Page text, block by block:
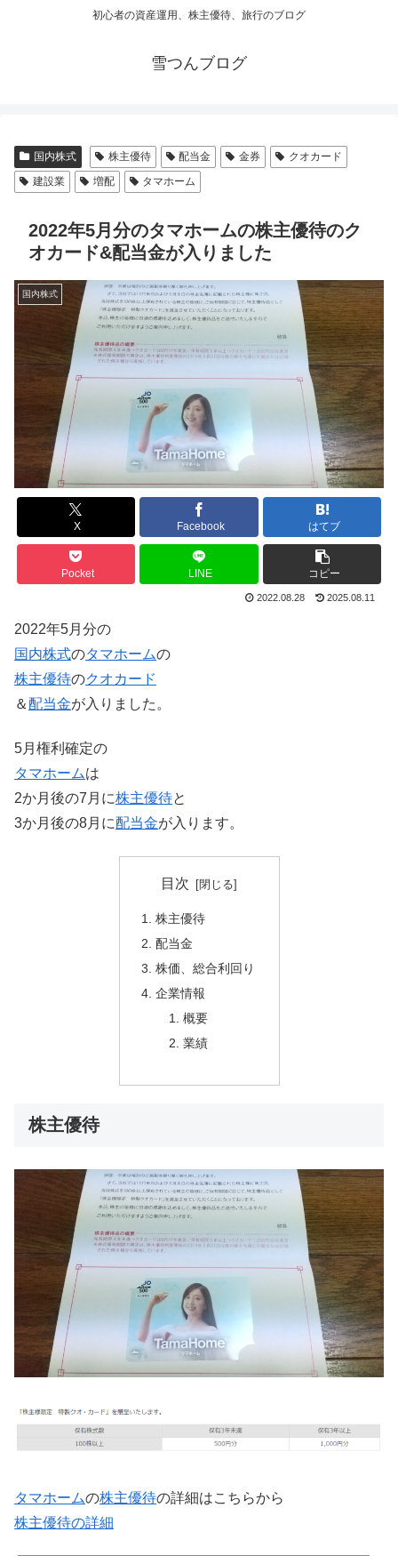
初心者の資産運用、株主優待、旅行のブログ
雪つんブログ
国内株式 株主優待 配当金 金券
クオカード
建設業
増配 タマホーム
2022年5月分のタマホームの株主優待のク
オカード&配当金が入りました
国内株式
X Facebook はてブ
Pocket LINE コピー
2022.08.28 2025.08.11
2022年5月分の
国内株式のタマホームの
株主優待のクオカード
＆配当金が入りました。
5月権利確定の
タマホームは
2か月後の7月に株主優待と
3か月後の8月に配当金が入ります。
目次
株主優待
配当金
株価、総合利回り
企業情報
概要
業績
株主優待
タマホームの株主優待の詳細はこちらから
株主優待の詳細